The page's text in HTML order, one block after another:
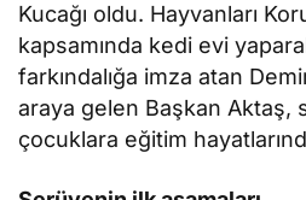
Kucağı oldu. Hayvanları
kapsamında kedi evi
farkındalığa imza atan
araya gelen Başkan Aktaş,
çocuklara eğitim